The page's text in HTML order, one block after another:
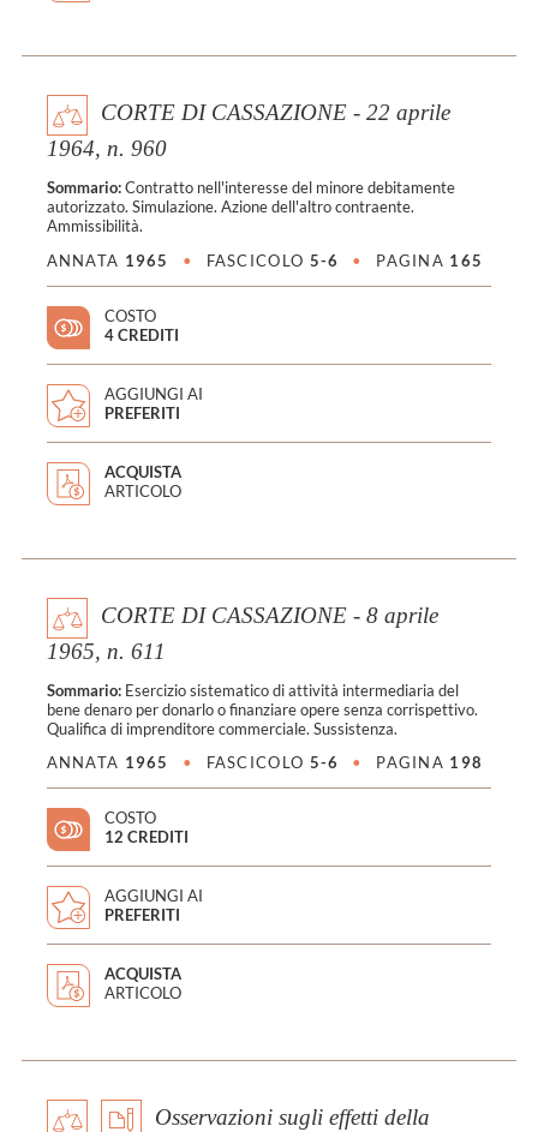
CORTE DI CASSAZIONE - 22 aprile
1964, n. 960
Sommario:Contratto nell'interesse del minore debitamente
autorizzato. Simulazione. Azione dell'altro contraente.
Ammissibilità.
ANNATA 1965 • FASCICOLO 5-6 • PAGINA 165
COSTO
4 CREDITI
AGGIUNGI AI
PREFERITI
ACQUISTA
ARTICOLO
CORTE DI CASSAZIONE - 8 aprile
1965, n. 611
Sommario:Esercizio sistematico di attività intermediaria del
bene denaro per donarlo o finanziare opere senza corrispettivo.
Qualifica di imprenditore commerciale. Sussistenza.
ANNATA 1965 • FASCICOLO 5-6 • PAGINA 198
COSTO
12 CREDITI
AGGIUNGI AI
PREFERITI
ACQUISTA
ARTICOLO
Osservazioni sugli effetti della